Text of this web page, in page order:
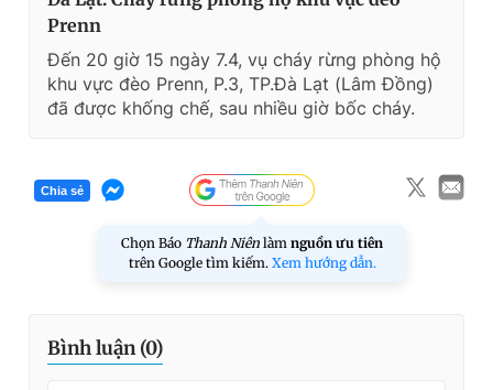
Prenn
Đến 20 giờ 15 ngày 7.4, vụ cháy rừng phòng hộ
khu vực đèo Prenn, P.3, TP.Đà Lạt (Lâm Đồng)
đã được khống chế, sau nhiều giờ bốc cháy.
Chia sẻ
Chọn Báo Thanh Niên làm nguồn ưu tiên
trên Google tìm kiếm. Xem hướng dẫn.
Bình luận (0)